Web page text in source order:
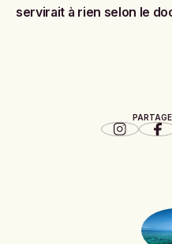
servirait à rien selon le